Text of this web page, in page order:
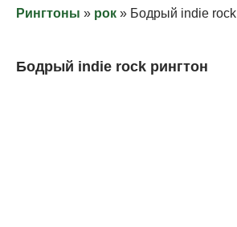
Рингтоны » рок » Бодрый indie rock
Бодрый indie rock рингтон